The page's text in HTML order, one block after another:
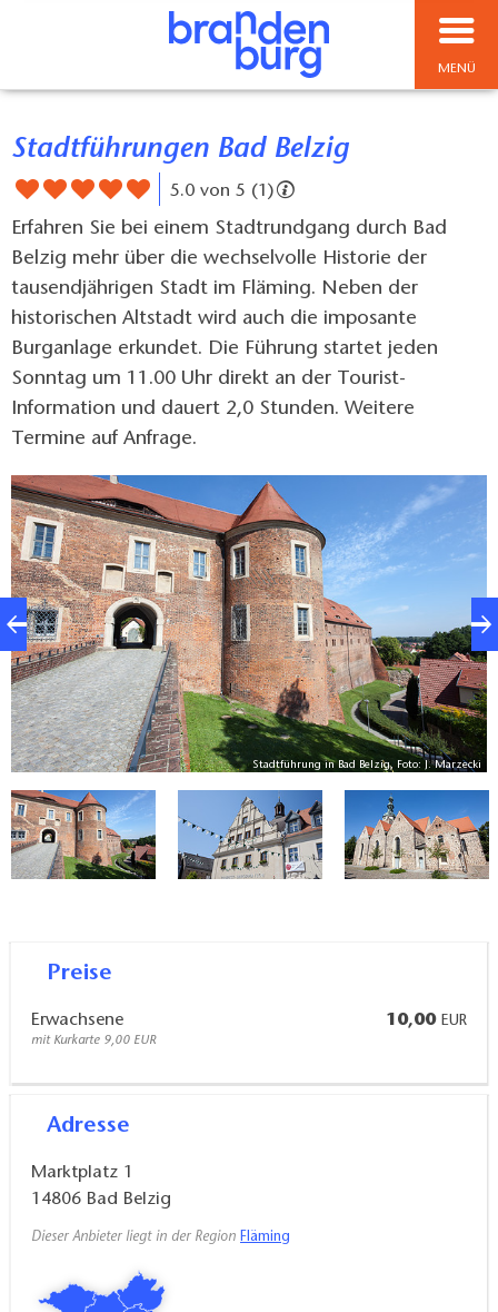
MENÜ
Stadtführungen Bad Belzig
5.0 von 5 (1)
Erfahren Sie bei einem Stadtrundgang durch Bad
Belzig mehr über die wechselvolle Historie der
tausendjährigen Stadt im Fläming. Neben der
historischen Altstadt wird auch die imposante
Burganlage erkundet. Die Führung startet jeden
Sonntag um 11.00 Uhr direkt an der Tourist-
Information und dauert 2,0 Stunden. Weitere
Termine auf Anfrage.
Stadtführung in Bad Belzig, Foto: J. Marzecki
Preise
Erwachsene 10,00 EUR
mit Kurkarte 9,00 EUR
Adresse
Marktplatz 1
14806 Bad Belzig
Dieser Anbieter liegt in der Region Fläming